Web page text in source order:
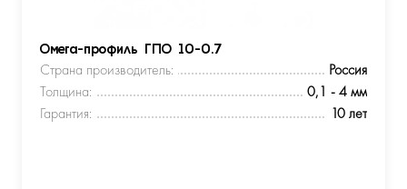
Омега-профиль ГПО 10-0.7
Страна производитель:
Россия
Толщина:
0,1 - 4 мм
Гарантия:
10 лет